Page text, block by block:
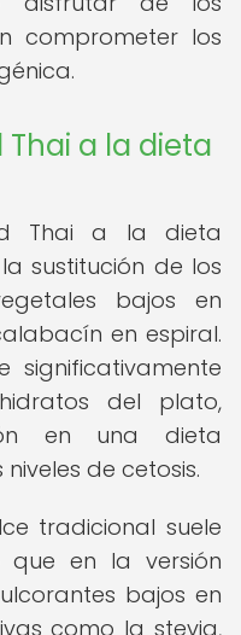
comprometer los
a la dieta
Thai a la dieta
sustitución de los
bajos en
en espiral.
significativamente
del plato,
en una dieta
de cetosis.
tradicional suele
que en la versión
bajos en
como la stevia,